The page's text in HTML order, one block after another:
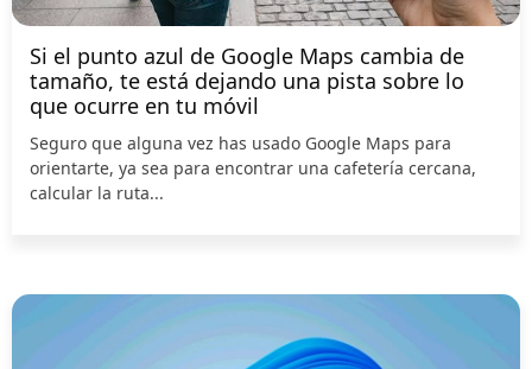
Si el punto azul de Google Maps cambia de
tamaño, te está dejando una pista sobre lo
que ocurre en tu móvil
Seguro que alguna vez has usado Google Maps para
orientarte, ya sea para encontrar una cafetería cercana,
calcular la ruta...